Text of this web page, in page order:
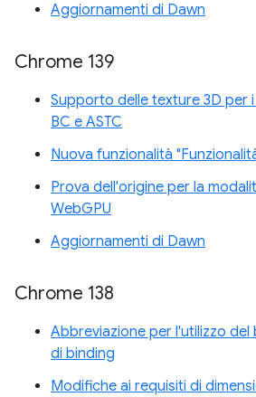
Aggiornamenti di Dawn
Chrome 139
Supporto delle texture 3D per
BC e ASTC
Nuova funzionalità
Prova dell'origine per la
WebGPU
Aggiornamenti di Dawn
Chrome 138
Abbreviazione per l'utilizzo
di binding
Modifiche ai requisiti di